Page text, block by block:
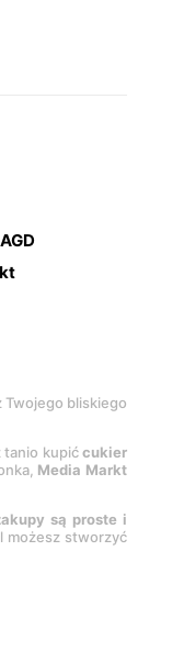
bliskiego
tanio kupićcukier
Media Markt
są proste i
możesz stworzyć